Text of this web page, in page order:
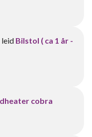
leid Bilstol ( ca 1 år -
cobra